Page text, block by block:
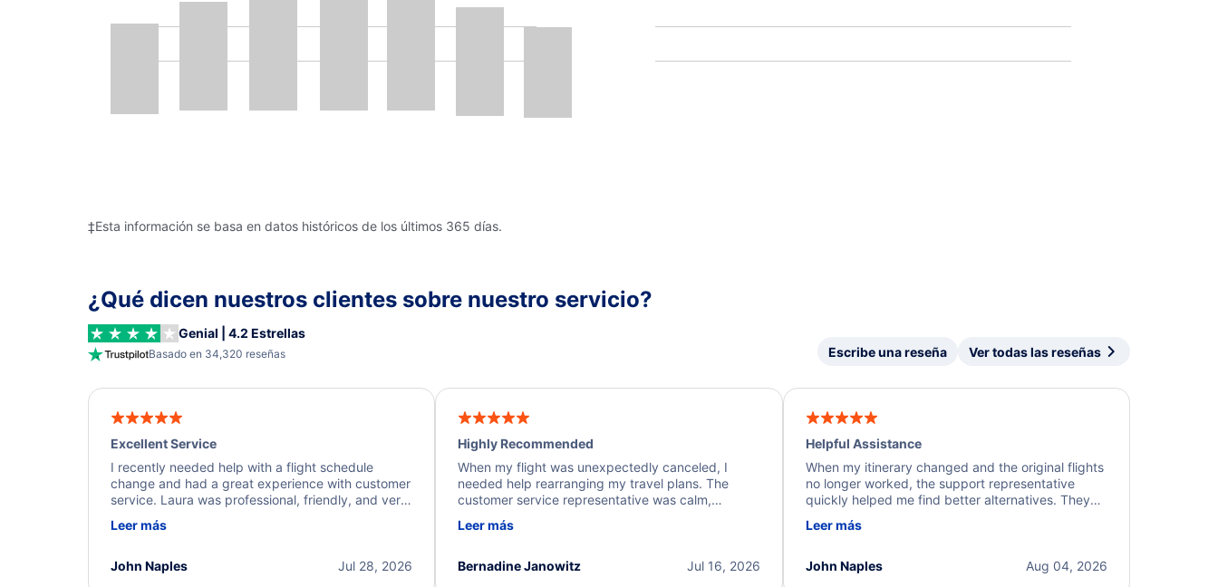
‡Esta información se basa en datos históricos de los últimos 365 días.
¿Qué dicen nuestros clientes sobre nuestro servicio?
Genial | 4.2 Estrellas
Basado en 34,320 reseñas Escribe una reseña Ver todas las reseñas
Excellent Service
I recently needed help with a flight schedule
change and had a great experience with customer
service. Laura was professional, friendly, and very
a solution and kept me informed of the next steps.
Leer más
Jul 28, 2026
John Naples
Highly Recommended
When my flight was unexpectedly canceled, I
needed help rearranging my travel plans. The
customer service representative was calm,
process. They quickly found alternative flight
I truly appreciate the excellent support and
Leer más
Jul 16, 2026
Bernadine Janowitz
Helpful Assistance
When my itinerary changed and the original flights
no longer worked, the support representative
quickly helped me find better alternatives. They
beyond to resolve the issue. I'm grateful for the
Leer más
Aug 04, 2026
John Naples